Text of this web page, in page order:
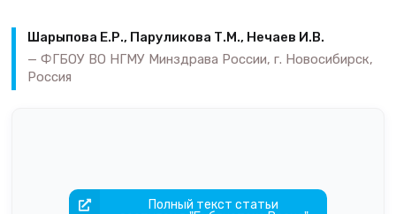
Шарыпова Е.Р., Паруликова Т.М., Нечаев И.В.
ФГБОУ ВО НГМУ Минздрава России, г. Новосибирск,
Россия
Полный текст статьи